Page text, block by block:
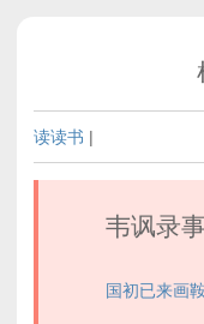
读读书 |
韦讽录
国初已来画